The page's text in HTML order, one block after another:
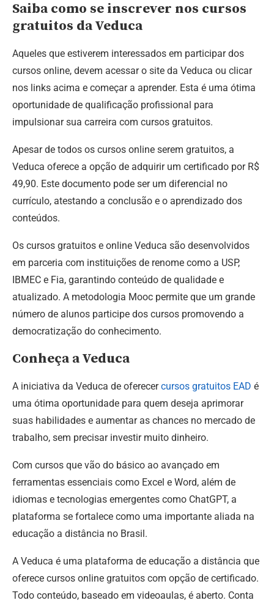
Saiba como se inscrever nos cursos
gratuitos da Veduca
Aqueles que estiverem interessados em participar dos
cursos online, devem acessar o site da Veduca ou clicar
nos links acima e começar a aprender. Esta é uma ótima
oportunidade de qualificação profissional para
impulsionar sua carreira com cursos gratuitos.
Apesar de todos os cursos online serem gratuitos, a
Veduca oferece a opção de adquirir um certificado por R$
49,90. Este documento pode ser um diferencial no
currículo, atestando a conclusão e o aprendizado dos
conteúdos.
Os cursos gratuitos e online Veduca são desenvolvidos
em parceria com instituições de renome como a USP,
IBMEC e Fia, garantindo conteúdo de qualidade e
atualizado. A metodologia Mooc permite que um grande
número de alunos participe dos cursos promovendo a
democratização do conhecimento.
Conheça a Veduca
A iniciativa da Veduca de oferecercursos gratuitos EAD é
uma ótima oportunidade para quem deseja aprimorar
suas habilidades e aumentar as chances no mercado de
trabalho, sem precisar investir muito dinheiro.
Com cursos que vão do básico ao avançado em
ferramentas essenciais como Excel e Word, além de
idiomas e tecnologias emergentes como ChatGPT, a
plataforma se fortalece como uma importante aliada na
educação a distância no Brasil.
A Veduca é uma plataforma de educação a distância que
oferece cursos online gratuitos com opção de certificado.
Todo conteúdo, baseado em videoaulas, é aberto. Conta